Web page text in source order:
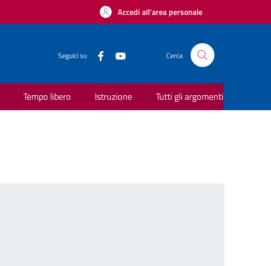
Accedi all'area personale
Seguici su Cerca
Tempo libero Istruzione Tutti gli argomenti